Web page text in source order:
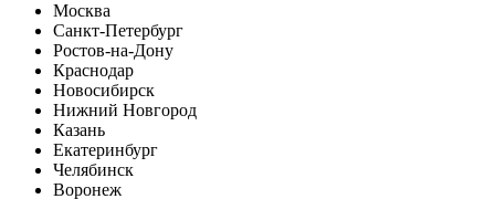
Москва
Санкт-Петербург
Ростов-на-Дону
Краснодар
Новосибирск
Нижний Новгород
Казань
Екатеринбург
Челябинск
Воронеж